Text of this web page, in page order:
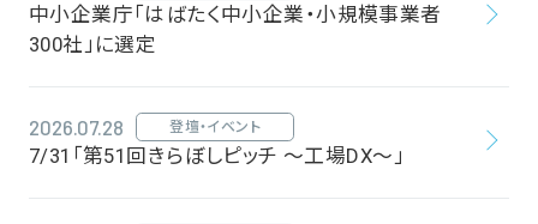
中小企業庁「はばたく中小企業・小規模事業者
300社」に選定
2026.07.28 登壇・イベント
7/31「第51回きらぼしピッチ ～工場DX～」